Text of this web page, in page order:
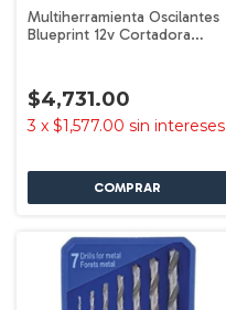
Multiherramienta Oscilantes
Blueprint 12v Cortadora
$4,731.00
3 x $1,577.00 sin intereses